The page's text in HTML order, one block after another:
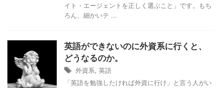
イト・エージェントを正しく選ぶこと」です。もち
ろん、細かいテ ...
英語ができないのに外資系に行くと、
どうなるのか。
外資系 英語
「英語を勉強したければ外資に行け」と言う人がい